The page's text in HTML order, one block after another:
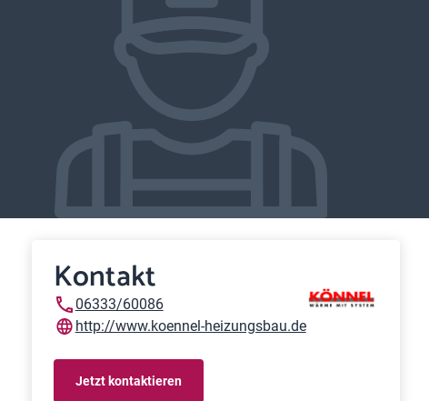
Kontakt
06333/60086
http://www.koennel-heizungsbau.de
Jetzt kontaktieren